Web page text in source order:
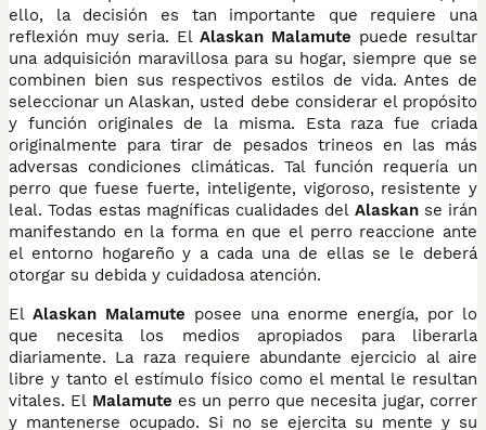
ello, la decisión es tan importante que requiere una
reflexión muy seria. El Alaskan Malamute puede resultar
una adquisición maravillosa para su hogar, siempre que se
combinen bien sus respectivos estilos de vida. Antes de
seleccionar un Alaskan, usted debe considerar el propósito
y función originales de la misma. Esta raza fue criada
originalmente para tirar de pesados trineos en las más
adversas condiciones climáticas. Tal función requería un
perro que fuese fuerte, inteligente, vigoroso, resistente y
leal. Todas estas magníficas cualidades del Alaskanse irán
manifestando en la forma en que el perro reaccione ante
el entorno hogareño y a cada una de ellas se le deberá
otorgar su debida y cuidadosa atención.
El Alaskan Malamute posee una enorme energía, por lo
que necesita los medios apropiados para liberarla
diariamente. La raza requiere abundante ejercicio al aire
libre y tanto el estímulo físico como el mental le resultan
vitales. El Malamute es un perro que necesita jugar, correr
y mantenerse ocupado. Si no se ejercita su mente y su